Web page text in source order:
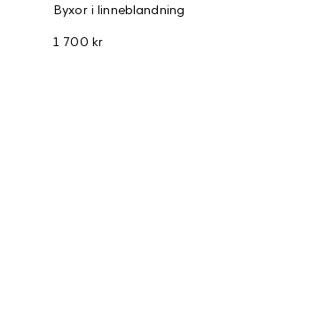
Byxor i linneblandning
1 700 kr